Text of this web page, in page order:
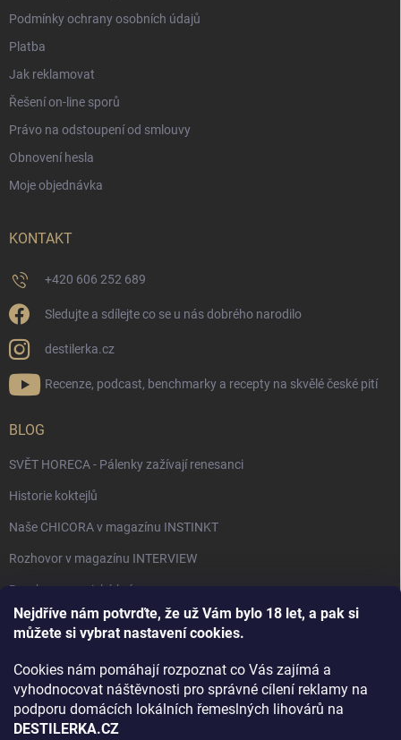
Nejdříve nám potvrďte, že už Vám bylo 18 let, a pak si
můžete si vybrat nastavení cookies.
Cookies nám pomáhají rozpoznat co Vás zajímá a
vyhodnocovat náštěvnosti pro správné cílení reklamy na
podporu domácích lokálních řemeslných lihovárů na
DESTILERKA.CZ
Podmínky ochrany osobních údajů
Platba
Jak reklamovat
Řešení on-line sporů
Právo na odstoupení od smlouvy
Obnovení hesla
Moje objednávka
KONTAKT
+420 606 252 689
Sledujte a sdílejte co se u nás dobrého narodilo
destilerka.cz
Recenze, podcast, benchmarky a recepty na skvělé české pití
BLOG
SVĚT HORECA - Pálenky zažívají renesanci
Historie koktejlů
Naše CHICORA v magazínu INSTINKT
Rozhovor v magazínu INTERVIEW
Bourbon, americká krása.
Napsali v TÝDNU o naší práci
Rozhovor s DESTILERKA.CZ v magazínu DRINKING-CAT
Jak vybrat dárek na Vánoce